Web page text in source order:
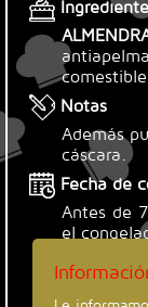
comestible.
Notas
Además
cáscara.
Fecha de
Antes de
el
En